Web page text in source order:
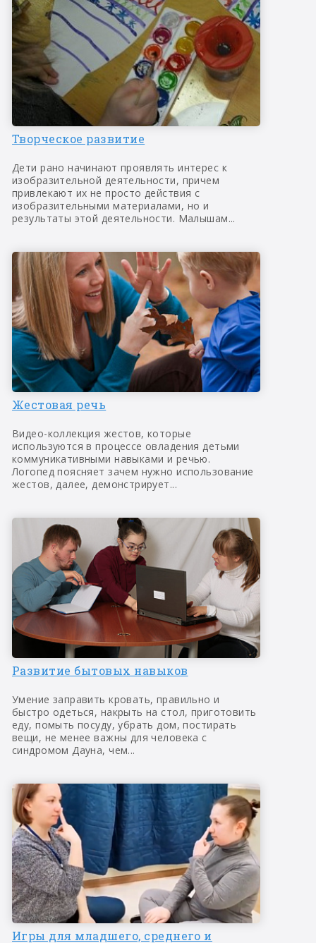
Творческое развитие
Дети рано начинают проявлять интерес к
изобразительной деятельности, причем
привлекают их не просто действия с
изобразительными материалами, но и
результаты этой деятельности. Малышам...
Жестовая речь
Видео-коллекция жестов, которые
используются в процессе овладения детьми
коммуникативными навыками и речью.
Логопед поясняет зачем нужно использование
жестов, далее, демонстрирует...
Развитие бытовых навыков
Умение заправить кровать, правильно и
быстро одеться, накрыть на стол, приготовить
еду, помыть посуду, убрать дом, постирать
вещи, не менее важны для человека с
синдромом Дауна, чем...
Игры для младшего, среднего и